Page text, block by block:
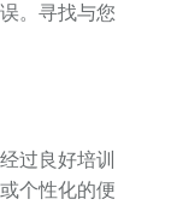
。寻找与您
过良好培训
个性化的便